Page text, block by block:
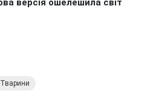
Тварини